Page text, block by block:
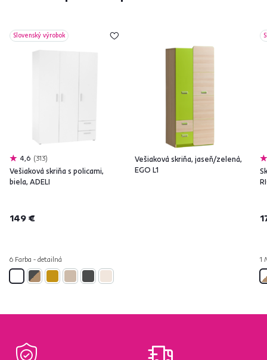
Slovenský výrobok
4,6 313
Vešiaková skriňa s policami,
biela, ADELI
149 €
6 Farba - detailná
Vešiaková skriňa, jaseň/zelená,
EGO L1
1